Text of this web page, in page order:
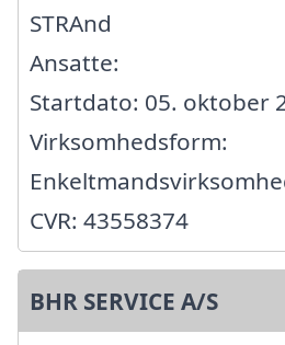
STRAnd
Ansatte:
Startdato: 05. oktober
Virksomhedsform:
CVR: 43558374
BHR SERVICE A/S